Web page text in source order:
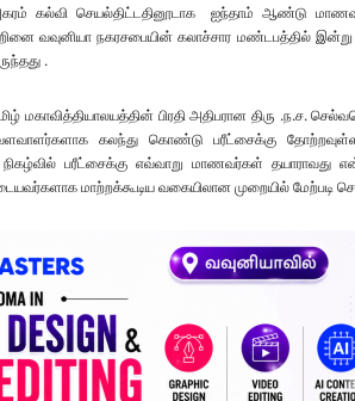
கல்வி செயல்திட்டதினூடாக ஐந்தாம் ஆண்டு
வவுனியா நகரசபையின் கலாச்சார மண்டபத்தில்
.
மகாவித்தியாலயத்தின் பிரதி அதிபரான திரு .ந.ச.
கலந்து கொண்டு பரீட்சைக்கு
நிகழ்வில் பரீட்சைக்கு எவ்வாறு மாணவர்கள் தயாராவது
மாற்றக்கூடிய வகையிலான முறையில் மேற்படி